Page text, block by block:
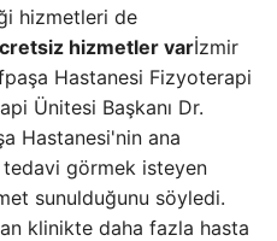
hizmetleri de
hizmetler varİzmir
Hastanesi Fizyoterapi
Ünitesi Başkanı Dr.
Hastanesi'nin ana
görmek isteyen
sunulduğunu söyledi.
klinikte daha fazla hasta